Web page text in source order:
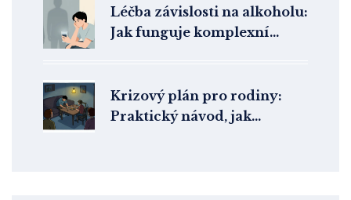
Léčba závislosti na alkoholu:
Jak funguje komplexní
Krizový plán pro rodiny:
Praktický návod, jak